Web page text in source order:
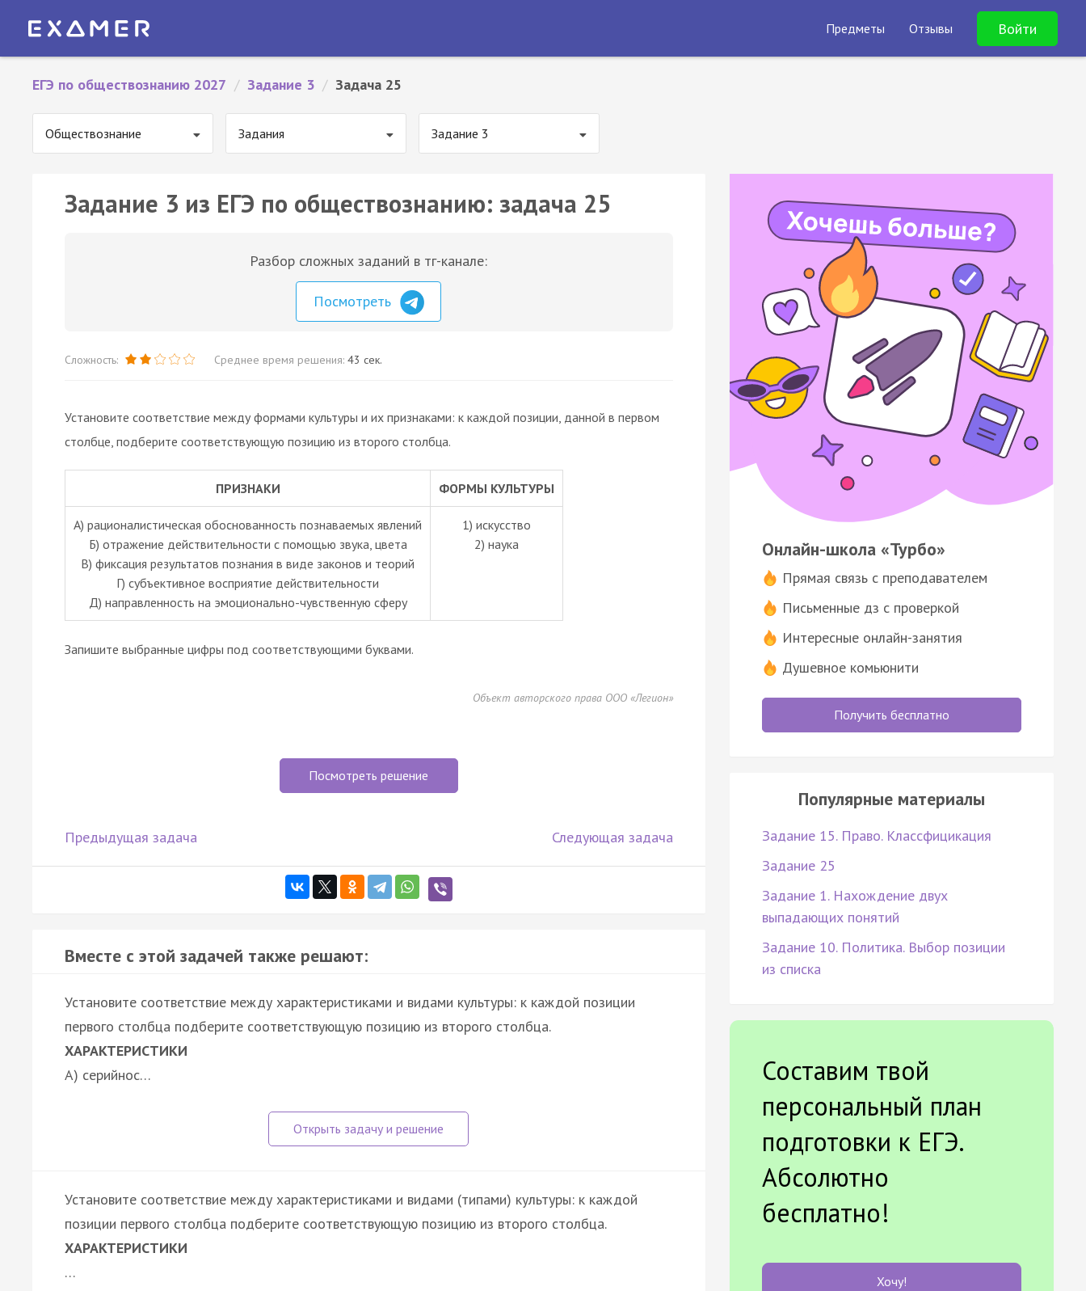
Предметы Отзывы Войти
ЕГЭ по обществознанию 2027 / Задание 3 / Задача 25
Обществознание Задания Задание 3
Задание 3 из ЕГЭ по обществознанию: задача 25
Разбор сложных заданий в тг-канале:
Посмотреть
Сложность: Среднее время решения: 43 сек.
Установите соответствие между формами культуры и их признаками: к каждой позиции, данной в первом
столбце, подберите соответствующую позицию из второго столбца.
ПРИЗНАКИ ФОРМЫ КУЛЬТУРЫ
А) рационалистическая обоснованность познаваемых явлений
Б) отражение действительности с помощью звука, цвета
B) фиксация результатов познания в виде законов и теорий
Г) субъективное восприятие действительности
Д) направленность на эмоционально-чувственную сферу
1) искусство
2) наука
Запишите выбранные цифры под соответствующими буквами.
Объект авторского права ООО «Легион»
Посмотреть решение
Предыдущая задача Следующая задача
Вместе с этой задачей также решают:
Установите соответствие между характеристиками и видами культуры: к каждой позиции
первого столбца подберите соответствующую позицию из второго столбца.
ХАРАКТЕРИСТИКИ
А) серийнос…
Установите соответствие между характеристиками и видами (типами) культуры: к каждой
позиции первого столбца подберите соответствующую позицию из второго столбца.
ХАРАКТЕРИСТИКИ
…
Онлайн-школа «Турбо»
Прямая связь с преподавателем
Письменные дз с проверкой
Интересные онлайн-занятия
Душевное комьюнити
Получить бесплатно
Популярные материалы
Задание 15. Право. Классфицикация
Задание 25
Задание 1. Нахождение двух
выпадающих понятий
Задание 10. Политика. Выбор позиции
из списка
Составим твой
персональный план
подготовки к ЕГЭ.
Абсолютно
бесплатно!
Хочу!